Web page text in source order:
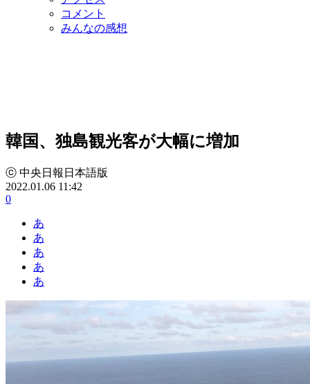
コメント
みんなの感想
韓国、独島観光客が大幅に増加
ⓒ 中央日報日本語版
2022.01.06 11:42
0
あ
あ
あ
あ
あ